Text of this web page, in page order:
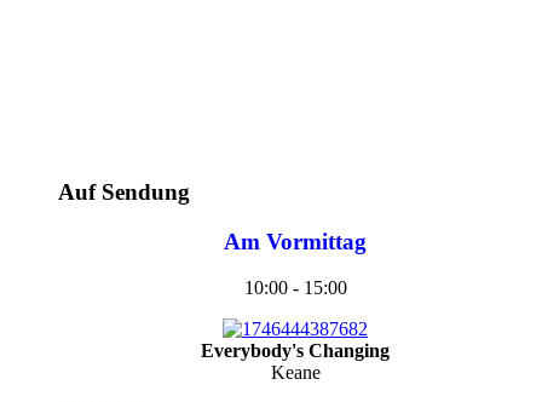
Auf Sendung
Am Vormittag
10:00 - 15:00
Everybody's Changing
Keane